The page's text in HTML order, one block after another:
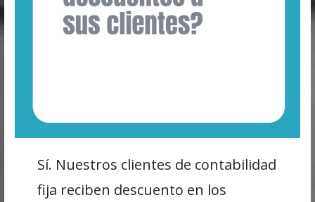
Sí. Nuestros clientes de contabilidad
fija reciben descuento en los